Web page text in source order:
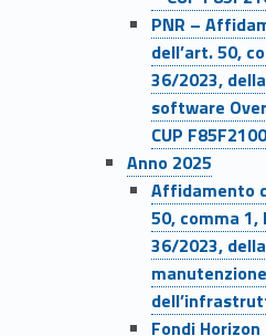
PNR –
dell’art. 50,
36/2023,
software
CUP
Anno 2025
Affidamento
50, comma
36/2023,
Fondi Horizon